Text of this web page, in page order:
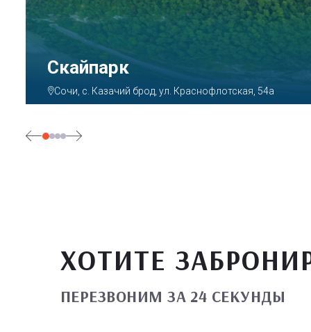
Парк «Ривьера»
Сочи, ул. Егорова, 1/6, микрорайон Центральный
ХОТИТЕ
ПЕРЕЗВОНИМ ЗА 24 СЕКУНДЫ